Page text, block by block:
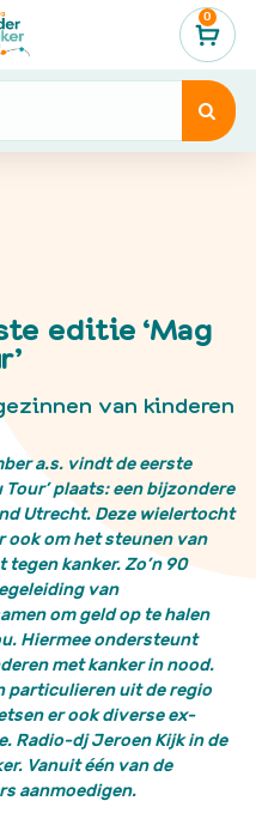
0

editie ‘Mag
van kinderen
a.s. vindt de eerste
Tour’ plaats: een bijzondere
Utrecht. Deze wielertocht
ook om het steunen van
kanker. Zo’n 90
van
om geld op te halen
Hiermee ondersteunt
met kanker in nood.
particulieren uit de regio
er ook diverse ex-
Radio-dj Jeroen Kijk in de
Vanuit één van de
aanmoedigen.